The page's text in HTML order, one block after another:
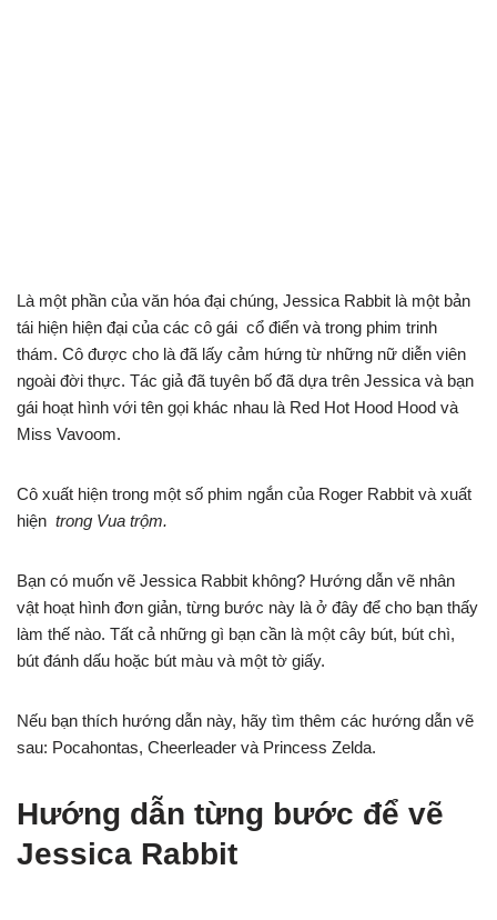
Là một phần của văn hóa đại chúng, Jessica Rabbit là một bản
tái hiện hiện đại của các cô gái cổ điển và trong phim trinh
thám. Cô được cho là đã lấy cảm hứng từ những nữ diễn viên
ngoài đời thực. Tác giả đã tuyên bố đã dựa trên Jessica và bạn
gái hoạt hình với tên gọi khác nhau là Red Hot Hood Hood và
Miss Vavoom.
Cô xuất hiện trong một số phim ngắn của Roger Rabbit và xuất
hiện trong Vua trộm.
Bạn có muốn vẽ Jessica Rabbit không? Hướng dẫn vẽ nhân
vật hoạt hình đơn giản, từng bước này là ở đây để cho bạn thấy
làm thế nào. Tất cả những gì bạn cần là một cây bút, bút chì,
bút đánh dấu hoặc bút màu và một tờ giấy.
Nếu bạn thích hướng dẫn này, hãy tìm thêm các hướng dẫn vẽ
sau: Pocahontas, Cheerleader và Princess Zelda.
Hướng dẫn từng bước để vẽ
Jessica Rabbit